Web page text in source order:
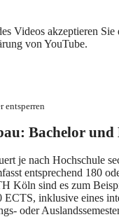
Videos akzeptieren Sie
von YouTube.
entsperren
Bachelor und
je nach Hochschule
entsprechend 180
Köln sind es zum
ECTS, inklusive eines
oder